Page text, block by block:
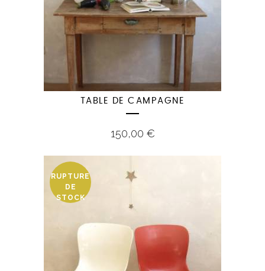
TABLE DE CAMPAGNE
150,00 €
RUPTURE
DE
STOCK